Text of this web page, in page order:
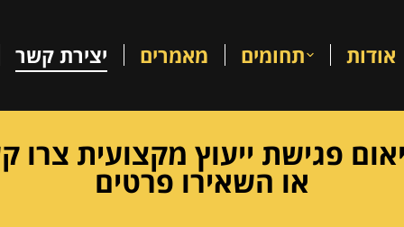
אודות תחומים מאמרים יצירת קשר
פגישת ייעוץ מקצועית צרו
או השאירו פרטים